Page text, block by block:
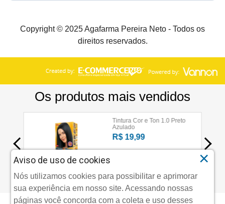
Copyright © 2025 Agafarma Pereira Neto - Todos os
direitos reservados.
Aviso de uso de cookies
Nós utilizamos cookies para possibilitar e aprimorar
sua experiência em nosso site. Acessando nossas
páginas você concorda com a coleta e uso desses
×